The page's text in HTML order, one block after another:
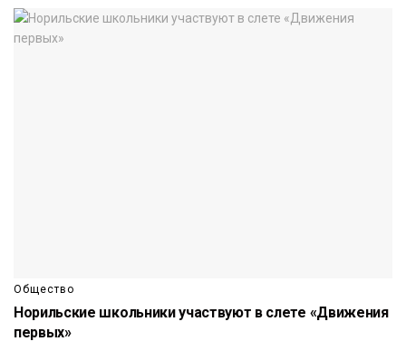
Общество
Норильские школьники участвуют в слете «Движения
первых»